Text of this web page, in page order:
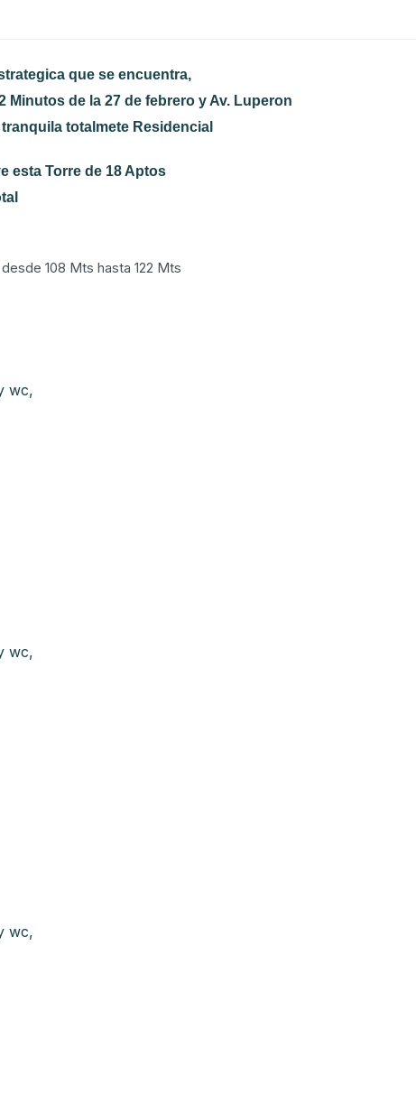
que se encuentra,
Minutos de la 27 de febrero y Av. Luperon
totalmete Residencial
esta Torre de 18 Aptos
108 Mts hasta 122 Mts
wc,
wc,
wc,